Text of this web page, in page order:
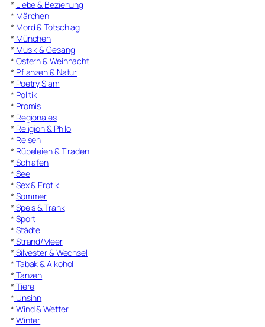
* Liebe & Beziehung
* Märchen
* Mord & Totschlag
* München
* Musik & Gesang
* Ostern & Weihnacht
* Pflanzen & Natur
* Poetry Slam
* Politik
* Promis
* Regionales
* Religion & Philo
* Reisen
* Rüpeleien & Tiraden
* Schlafen
* See
* Sex & Erotik
* Sommer
* Speis & Trank
* Sport
* Städte
* Strand/Meer
* Silvester & Wechsel
* Tabak & Alkohol
* Tanzen
* Tiere
* Unsinn
* Wind & Wetter
* Winter